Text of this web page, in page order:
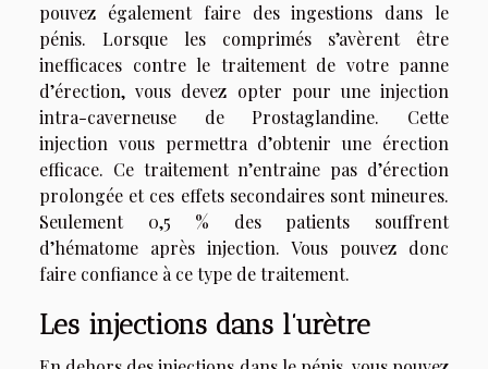
pouvez également faire des ingestions dans le
pénis. Lorsque les comprimés s’avèrent être
inefficaces contre le traitement de votre panne
d’érection, vous devez opter pour une injection
intra-caverneuse de Prostaglandine. Cette
injection vous permettra d’obtenir une érection
efficace. Ce traitement n’entraine pas d’érection
prolongée et ces effets secondaires sont mineures.
Seulement 0,5 % des patients souffrent
d’hématome après injection. Vous pouvez donc
faire confiance à ce type de traitement.
Les injections dans l’urètre